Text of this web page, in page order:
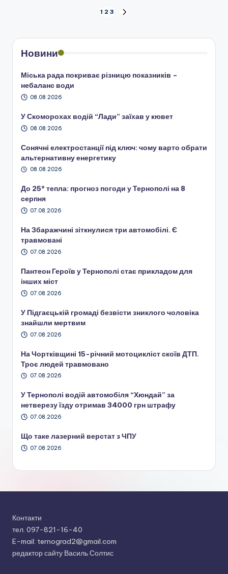
записів
1 2 3
Новини
Міська рада покриває різницю показників –
небаланс води
08.08.2026
У Скоморохах водій “Лади” заїхав у кювет
08.08.2026
Сонячні електростанції під ключ: чому варто обрати
альтернативну енергетику
08.08.2026
До 25° тепла: прогноз погоди у Тернополі на 8
серпня
07.08.2026
На Збаражчині зіткнулися три автомобілі. Є
травмовані
07.08.2026
Пантеон Героїв у Тернополі стає прикладом для
інших міст
07.08.2026
У Підгаєцькій громаді безвісти зниклого чоловіка
знайшли мертвим
07.08.2026
На Чортківщині 15-річний мотоцикліст скоїв ДТП.
Троє людей травмовано
07.08.2026
У Тернополі водій автомобіля “Хюндай” за
нетверезу їзду отримав 34000 грн штрафу
07.08.2026
Що таке лазерний верстат з ЧПУ
07.08.2026
Контакти
тел. 097-821-16-40
E-mail: ternograd2@gmail.com
редактор сайту Василь Солтис